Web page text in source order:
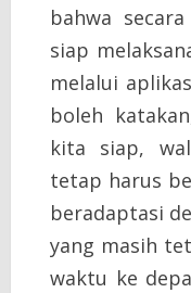
bahwa
siap
melalui
boleh
kita siap,
tetap harus
beradaptasi
yang masih
waktu ke